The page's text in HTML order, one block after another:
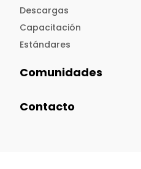
Descargas
Capacitación
Estándares
Comunidades
Contacto